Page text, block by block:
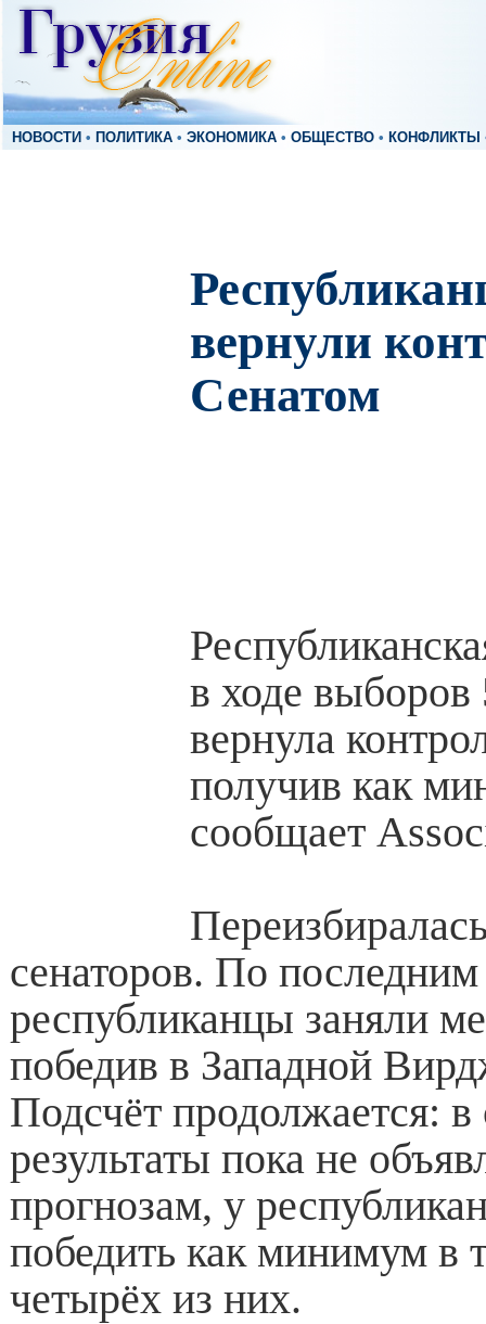
НОВОСТИ • ПОЛИТИКА • ЭКОНОМИКА • ОБЩЕСТВО • КОНФЛИКТЫ
вернули
Сенатом
в ходе выборов
вернула
получив как
сообщает
сенаторов. По
республиканцы заняли
победив в Западной
Подсчёт продолжается:
результаты пока не
прогнозам, у
победить как минимум в
четырёх из них.